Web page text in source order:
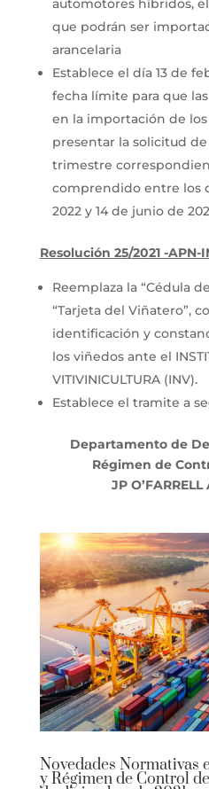
automotores híbridos,
que podrán ser
arancelaria
Establece el día 13 de
fecha límite para que
en la importación de
presentar la solicitud
trimestre
comprendido entre los
2022 y 14 de junio de
Resolución 25/2021 -APN-
Reemplaza la “Cédula
“Tarjeta del Viñatero”,
identificación y
los viñedos ante el
VITIVINICULTURA (INV).
Establece el tramite a
Departamento de
Régimen de
JP
Novedades Normativas
y Régimen de Control